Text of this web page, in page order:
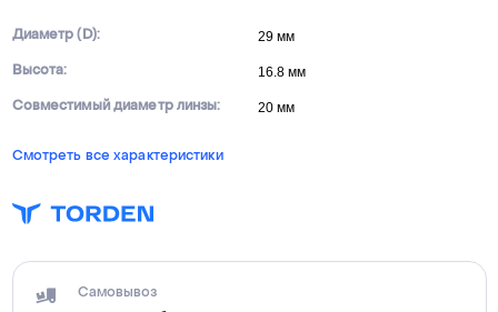
Диаметр (D): 29 мм
Высота: 16.8 мм
Совместимый диаметр линзы: 20 мм
Смотреть все характеристики
Самовывоз